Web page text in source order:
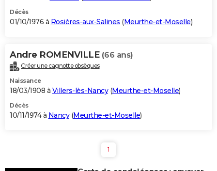
Décès
01/10/1976 à Rosières-aux-Salines (Meurthe-et-Moselle)
Andre ROMENVILLE (66 ans)
Créer une cagnotte obsèques
Naissance
18/03/1908 à Villers-lès-Nancy(Meurthe-et-Moselle)
Décès
10/11/1974 à Nancy(Meurthe-et-Moselle)
1